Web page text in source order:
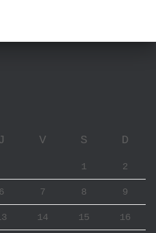
J V S D
1 2
6 7 8 9
14 15 16